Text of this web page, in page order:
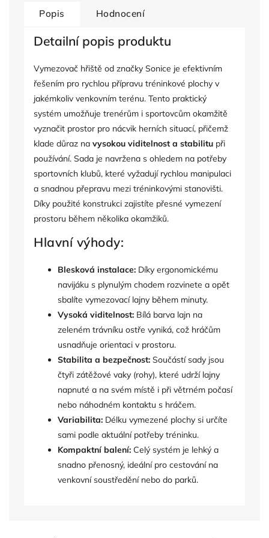
Popis Hodnocení
Detailní popis produktu
Vymezovač hřiště od značky Sonice je efektivním
řešením pro rychlou přípravu tréninkové plochy v
jakémkoliv venkovním terénu. Tento praktický
systém umožňuje trenérům i sportovcům okamžitě
vyznačit prostor pro nácvik herních situací, přičemž
klade důraz na vysokou viditelnost a stabilitu při
používání. Sada je navržena s ohledem na potřeby
sportovních klubů, které vyžadují rychlou manipulaci
a snadnou přepravu mezi tréninkovými stanovišti.
Díky použité konstrukci zajistíte přesné vymezení
prostoru během několika okamžiků.
Hlavní výhody:
Blesková instalace: Díky ergonomickému
navijáku s plynulým chodem rozvinete a opět
sbalíte vymezovací lajny během minuty.
Vysoká viditelnost: Bílá barva lajn na
zeleném trávníku ostře vyniká, což hráčům
usnadňuje orientaci v prostoru.
Stabilita a bezpečnost: Součástí sady jsou
čtyři zátěžové vaky (rohy), které udrží lajny
napnuté a na svém místě i při větrném počasí
nebo náhodném kontaktu s hráčem.
Variabilita: Délku vymezené plochy si určíte
sami podle aktuální potřeby tréninku.
Kompaktní balení: Celý systém je lehký a
snadno přenosný, ideální pro cestování na
venkovní soustředění nebo do parků.